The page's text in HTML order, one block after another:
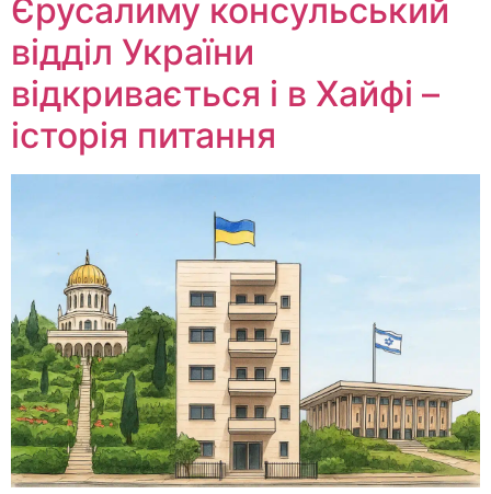
Єрусалиму консульський
відділ України
відкривається і в Хайфі –
історія питання